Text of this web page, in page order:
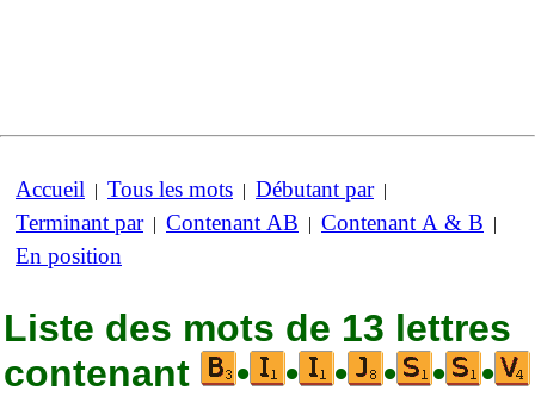
Accueil | Tous les mots | Débutant par|
Terminant par| Contenant AB | Contenant A & B |
En position
Liste des mots de 13 lettres
contenant
• • • • • •